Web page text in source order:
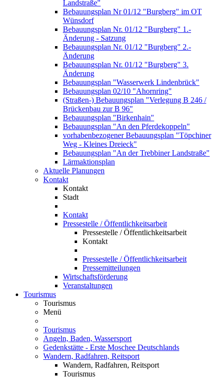
Landstraße"
Bebauungsplan Nr 01/12 "Burgberg" im OT
Wünsdorf
Bebauungsplan Nr. 01/12 "Burgberg" 1.-
Änderung - Satzung
Bebauungsplan Nr. 01/12 "Burgberg" 2.-
Änderung
Bebauungsplan Nr. 01/12 "Burgberg" 3.
Änderung
Bebauungsplan "Wasserwerk Lindenbrück"
Bebauungsplan 02/10 "Ahornring"
(Straßen-) Bebauungsplan "Verlegung B 246 /
Brückenbau zur B 96"
Bebauungsplan "Birkenhain"
Bebauungsplan "An den Pferdekoppeln"
vorhabenbezogener Bebauungsplan "Töpchiner
Weg - Kleines Dreieck"
Bebauungsplan "An der Trebbiner Landstraße"
Lärmaktionsplan
Aktuelle Planungen
Kontakt
Kontakt
Stadt
Kontakt
Pressestelle / Öffentlichkeitsarbeit
Pressestelle / Öffentlichkeitsarbeit
Kontakt
Pressestelle / Öffentlichkeitsarbeit
Pressemitteilungen
Wirtschaftsförderung
Veranstaltungen
Tourismus
Tourismus
Menü
Tourismus
Angeln, Baden, Wassersport
Gedenkstätte - Erste Moschee Deutschlands
Wandern, Radfahren, Reitsport
Wandern, Radfahren, Reitsport
Tourismus